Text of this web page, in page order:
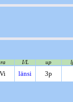
I/L up
lj
länsi 3p